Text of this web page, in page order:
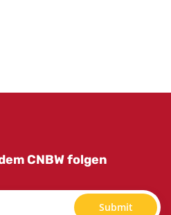
CNBW folgen
Submit